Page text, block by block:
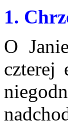
1.
O
czterej